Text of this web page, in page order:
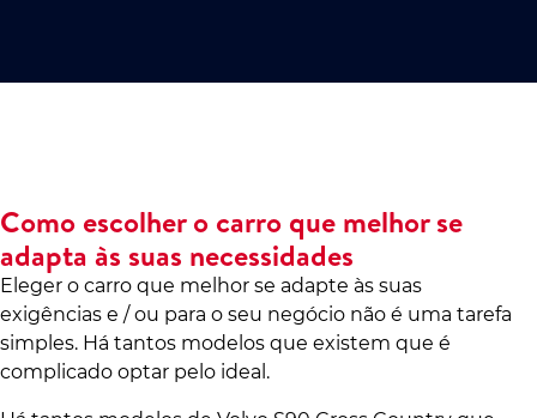
Como escolher o carro que melhor se
adapta às suas necessidades
Eleger o carro que melhor se adapte às suas
exigências e / ou para o seu negócio não é uma tarefa
simples. Há tantos modelos que existem que é
complicado optar pelo ideal.